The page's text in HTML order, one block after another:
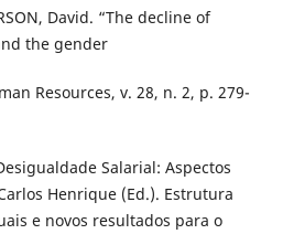
David. “The decline of
the gender
Resources, v. 28, n. 2, p. 279-
Salarial: Aspectos
Henrique (Ed.). Estrutura
e novos resultados para o